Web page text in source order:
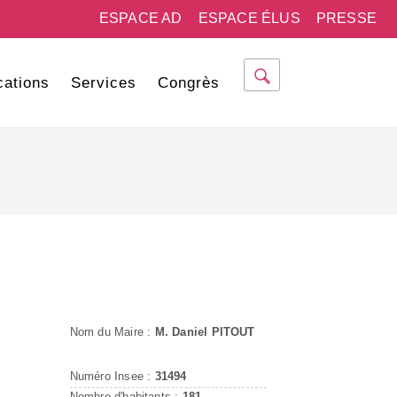
PRESSE
ESPACE ÉLUS
ESPACE AD
Services Congrès
Nom du Maire : M. Daniel PITOUT
Numéro Insee : 31494